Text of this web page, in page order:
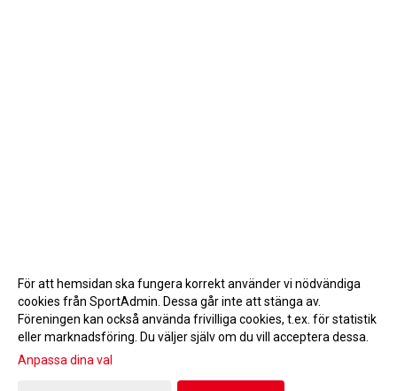
Gå till Webbversion
För att hemsidan ska fungera korrekt använder vi nödvändiga
cookies från SportAdmin. Dessa går inte att stänga av.
Föreningen kan också använda frivilliga cookies, t.ex. för statistik
eller marknadsföring. Du väljer själv om du vill acceptera dessa.
Anpassa dina val